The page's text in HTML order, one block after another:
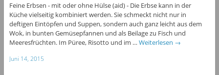
Feine Erbsen - mit oder ohne Hülse (aid) - Die Erbse kann in der
Küche vielseitig kombiniert werden. Sie schmeckt nicht nur in
deftigen Eintöpfen und Suppen, sondern auch ganz leicht aus dem
Wok, in bunten Gemüsepfannen und als Beilage zu Fisch und
Meeresfrüchten. Im Püree, Risotto und im … Weiterlesen →
Juni 14, 2015